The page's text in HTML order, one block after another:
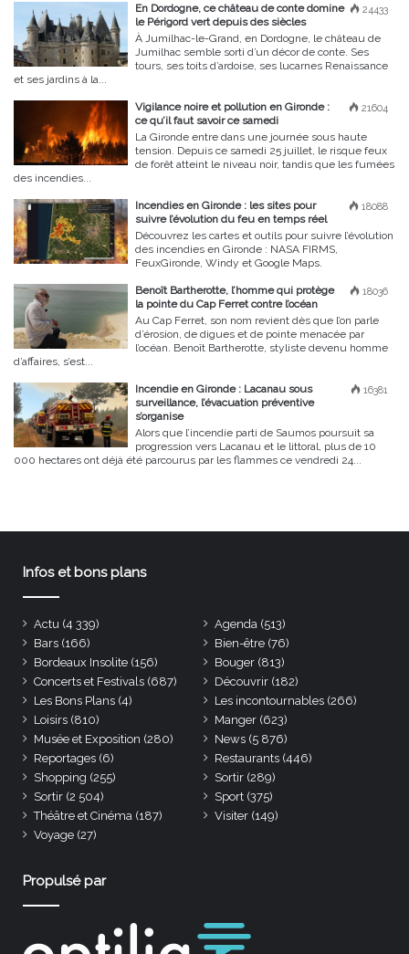
24433
En Dordogne, ce château de conte domine
le Périgord vert depuis des siècles
À Jumilhac-le-Grand, en Dordogne, le château de
Jumilhac semble sorti d’un décor de conte. Ses
tours, ses toits d’ardoise, ses lucarnes Renaissance
et ses jardins à la...
21604
Vigilance noire et pollution en Gironde :
ce qu’il faut savoir ce samedi
La Gironde entre dans une journée sous haute
tension. Depuis ce samedi 25 juillet, le risque feux
de forêt atteint le niveau noir, tandis que les fumées
des incendies...
18088
Incendies en Gironde : les sites pour
suivre l’évolution du feu en temps réel
Découvrez les cartes et outils pour suivre l’évolution
des incendies en Gironde : NASA FIRMS,
FeuxGironde, Windy et Google Maps.
18036
Benoît Bartherotte, l’homme qui protège
la pointe du Cap Ferret contre l’océan
Au Cap Ferret, son nom revient dès que l’on parle
d’érosion, de digues et de pointe menacée par
l’océan. Benoît Bartherotte, styliste devenu homme
d’affaires, s’est...
16381
Incendie en Gironde : Lacanau sous
surveillance, l’évacuation préventive
s’organise
Alors que l’incendie parti de Saumos poursuit sa
progression vers Lacanau et le littoral, plus de 10
000 hectares ont déjà été parcourus par les flammes ce vendredi 24...
Infos et bons plans
Actu (4 339) Agenda (513)
Bars (166) Bien-être (76)
Bordeaux Insolite (156) Bouger (813)
Concerts et Festivals (687) Découvrir (182)
Les Bons Plans (4) Les incontournables (266)
Loisirs (810) Manger (623)
Musée et Exposition (280) News (5 876)
Reportages (6) Restaurants (446)
Shopping (255) Sortir (289)
Sortir (2 504) Sport (375)
Théâtre et Cinéma (187) Visiter (149)
Voyage (27)
Propulsé par